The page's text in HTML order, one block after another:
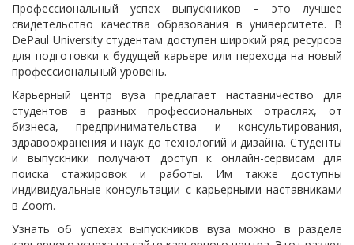
Профессиональный успех выпускников – это лучшее
свидетельство качества образования в университете. В
DePaul University студентам доступен широкий ряд ресурсов
для подготовки к будущей карьере или перехода на новый
профессиональный уровень.
Карьерный центр вуза предлагает наставничество для
студентов в разных профессиональных отраслях, от
бизнеса, предпринимательства и консультирования,
здравоохранения и наук до технологий и дизайна. Студенты
и выпускники получают доступ к онлайн-сервисам для
поиска стажировок и работы. Им также доступны
индивидуальные консультации с карьерными наставниками
в Zoom.
Узнать об успехах выпускников вуза можно в разделе